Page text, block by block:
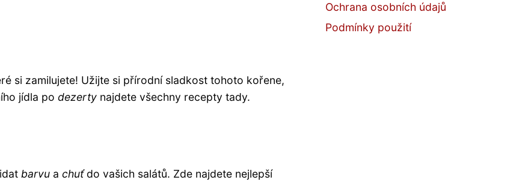
si zamilujete! Užijte si přírodní sladkost tohoto kořene,
jídla po dezerty najdete všechny recepty tady.
barvu a chuťdo vašich salátů. Zde najdete nejlepší
Ochrana osobních údajů
Podmínky použití